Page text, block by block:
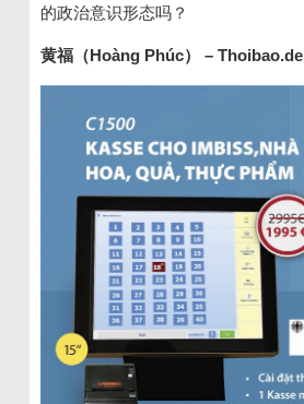
的政治意识形态吗？
黄福（Hoàng Phúc） – Thoibao.de